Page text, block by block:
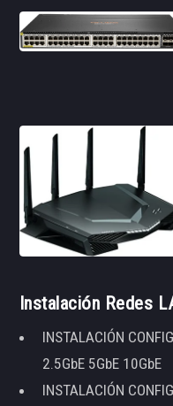
Instalación Redes
INSTALACIÓN
2.5GbE 5GbE 10GbE
INSTALACIÓN